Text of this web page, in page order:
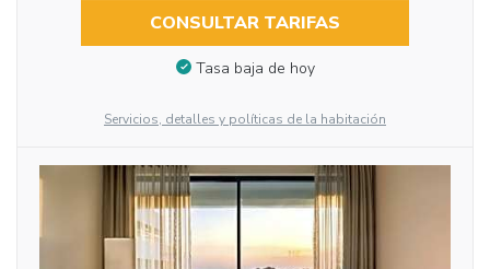
CONSULTAR TARIFAS
Tasa baja de hoy
Servicios, detalles y políticas de la habitación